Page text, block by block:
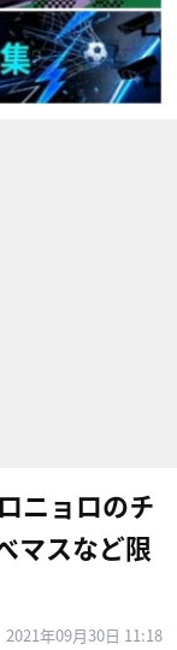
ニョロのチ
マスなど限
2021年09月30日 11:18